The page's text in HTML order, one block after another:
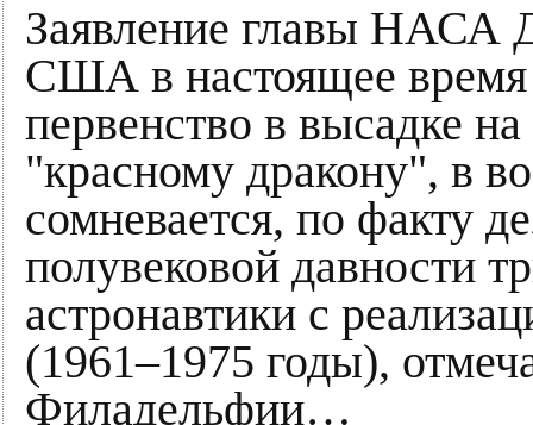
Заявление главы НАСА
США в настоящее
первенство в высадке
"красному дракону", в
сомневается, по факту
полувековой давности
астронавтики с
(1961–1975 годы),
Филадельфии…